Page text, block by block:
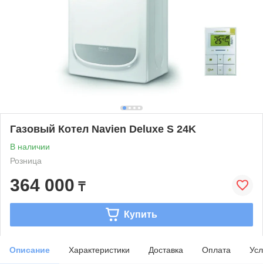
Газовый Котел Navien Deluxe S 24K
В наличии
Розница
364 000 ₸
Купить
Описание Характеристики Доставка Оплата